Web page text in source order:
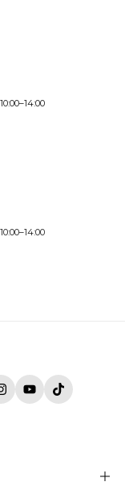
InstagramYouTubeTikTok